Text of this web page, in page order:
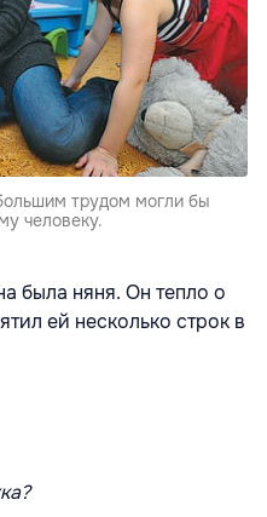
трудом могли бы
человеку.
была няня. Он тепло о
ей несколько строк в